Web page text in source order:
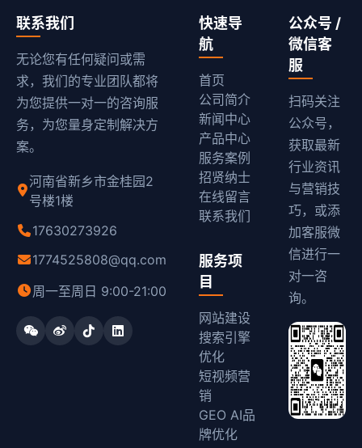
联系我们
无论您有任何疑问或需
求，我们的专业团队都将
为您提供一对一的咨询服
务，为您量身定制解决方
案。
河南省新乡市金桂园2
号楼1楼
17630273926
1774525808@qq.com
周一至周日 9:00-21:00
快速导
航
首页
公司简介
新闻中心
产品中心
服务案例
招贤纳士
在线留言
联系我们
服务项
目
网站建设
搜索引擎
优化
短视频营
销
GEO AI品
牌优化
公众号 /
微信客
服
扫码关注
公众号，
获取最新
行业资讯
与营销技
巧，或添
加客服微
信进行一
对一咨
询。